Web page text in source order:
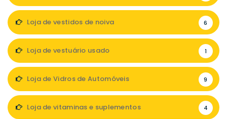
Loja de vestidos de noiva 6
Loja de vestuário usado 1
Loja de Vidros de Automóveis 9
Loja de vitaminas e suplementos 4